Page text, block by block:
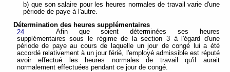
b) que son salaire pour les heures normales de travail varie d'une
période de paye à l'autre.
Détermination des heures supplémentaires
24
Afin que soient déterminées ses heures
supplémentaires sous le régime de la section 3 à l'égard d'une
période de paye au cours de laquelle un jour de congé lui a été
accordé relativement à un jour férié, l'employé admissible est réputé
avoir effectué les heures normales de travail qu'il aurait
normalement effectuées pendant ce jour de congé.